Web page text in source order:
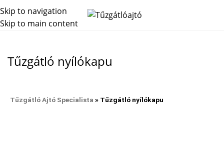
Skip to navigation
Skip to main content
Tűzgátló nyílókapu
Tűzgátló Ajtó Specialista » Tűzgátló nyílókapu